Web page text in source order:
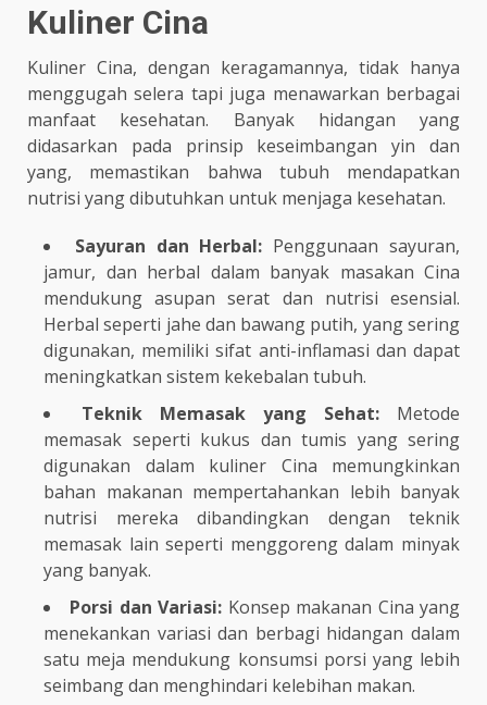
Kuliner Cina
Kuliner Cina, dengan keragamannya, tidak hanya
menggugah selera tapi juga menawarkan berbagai
manfaat kesehatan. Banyak hidangan yang
didasarkan pada prinsip keseimbangan yin dan
yang, memastikan bahwa tubuh mendapatkan
nutrisi yang dibutuhkan untuk menjaga kesehatan.
Sayuran dan Herbal: Penggunaan sayuran,
jamur, dan herbal dalam banyak masakan Cina
mendukung asupan serat dan nutrisi esensial.
Herbal seperti jahe dan bawang putih, yang sering
digunakan, memiliki sifat anti-inflamasi dan dapat
meningkatkan sistem kekebalan tubuh.
Teknik Memasak yang Sehat: Metode
memasak seperti kukus dan tumis yang sering
digunakan dalam kuliner Cina memungkinkan
bahan makanan mempertahankan lebih banyak
nutrisi mereka dibandingkan dengan teknik
memasak lain seperti menggoreng dalam minyak
yang banyak.
Porsi dan Variasi: Konsep makanan Cina yang
menekankan variasi dan berbagi hidangan dalam
satu meja mendukung konsumsi porsi yang lebih
seimbang dan menghindari kelebihan makan.